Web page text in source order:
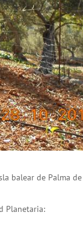
balear de Palma de
Planetaria: